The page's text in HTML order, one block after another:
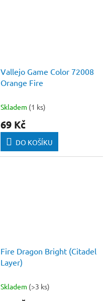
Vallejo Game Color 72008
Orange Fire
Skladem (1 ks)
69 Kč
DO KOŠÍKU
Fire Dragon Bright (Citadel
Layer)
Skladem (>3 ks)